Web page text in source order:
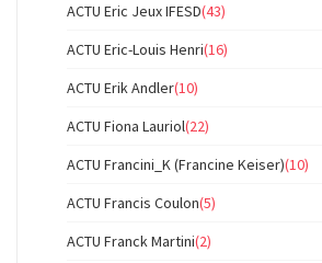
ACTU Eric Jeux IFESD(43)
ACTU Eric-Louis Henri(16)
ACTU Erik Andler(10)
ACTU Fiona Lauriol(22)
ACTU Francini_K (Francine Keiser)(10)
ACTU Francis Coulon(5)
ACTU Franck Martini(2)